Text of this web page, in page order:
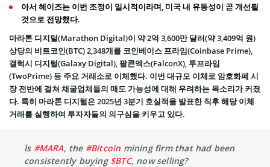
아서 헤이즈는 이번 조정이 일시적이라며, 미국 내 유동성이 곧 개선될
것으로 전망했다.
마라톤 디지털(Marathon Digital)이 약 2억 3,600만 달러(약 3,409억 원)
상당의 비트코인(BTC) 2,348개를 코인베이스 프라임(Coinbase Prime),
갤럭시 디지털(Galaxy Digital), 팔콘엑스(FalconX), 투프라임
(TwoPrime) 등 주요 거래소로 이체했다. 이번 대규모 이체로 암호화폐 시
장 전반에 걸쳐 채굴업체들의 매도 가능성에 대해 우려하는 목소리가 커졌
다. 특히 마라톤 디지털은 2025년 3분기 호실적을 발표한 직후 해당 이체
거래를 실행하여 투자자들의 의구심을 키우고 있다.
Is #MARA, the #Bitcoin mining firm that had been
consistently buying$BTC, now selling?